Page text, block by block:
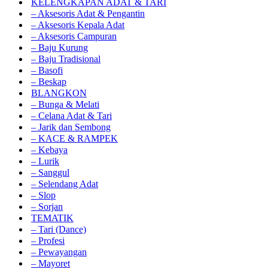
KELENGKAPAN ADAT & TARI
– Aksesoris Adat & Pengantin
– Aksesoris Kepala Adat
– Aksesoris Campuran
– Baju Kurung
– Baju Tradisional
– Basofi
– Beskap
BLANGKON
– Bunga & Melati
– Celana Adat & Tari
– Jarik dan Sembong
– KACE & RAMPEK
– Kebaya
– Lurik
– Sanggul
– Selendang Adat
– Slop
– Sorjan
TEMATIK
– Tari (Dance)
– Profesi
– Pewayangan
– Mayoret